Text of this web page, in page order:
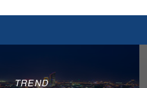
TREND